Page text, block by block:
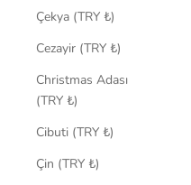
Çekya (TRY ₺)
Cezayir (TRY ₺)
Christmas Adası
(TRY ₺)
Cibuti (TRY ₺)
Çin (TRY ₺)